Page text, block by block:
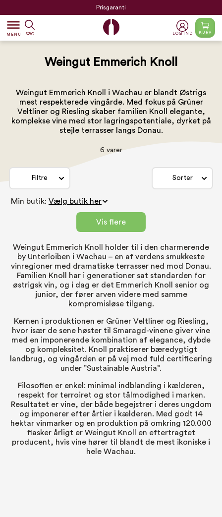
Prisgaranti
dehaze
MENU SØG LOG IND KURV
Weingut Emmerich Knoll
Weingut Emmerich Knoll i Wachau er blandt Østrigs
mest respekterede vingårde. Med fokus på Grüner
Veltliner og Riesling skaber familien Knoll elegante,
komplekse vine med stor lagringspotentiale, dyrket på
stejle terrasser langs Donau.
6 varer
Filtre Sorter
Min butik:
Vis flere
Weingut Emmerich Knoll holder til i den charmerende
by Unterloiben i Wachau – en af verdens smukkeste
vinregioner med dramatiske terrasser ned mod Donau.
Familien Knoll har i generationer sat standarden for
østrigsk vin, og i dag er det Emmerich Knoll senior og
junior, der fører arven videre med samme
kompromisløse tilgang.
Kernen i produktionen er Grüner Veltliner og Riesling,
hvor især de sene høster til Smaragd-vinene giver vine
med en imponerende kombination af elegance, dybde
og kompleksitet. Knoll praktiserer bæredygtigt
landbrug, og vingården er på vej mod fuld certificering
under ”Sustainable Austria”.
Filosofien er enkel: minimal indblanding i kælderen,
respekt for terroiret og stor tålmodighed i marken.
Resultatet er vine, der både begejstrer i deres ungdom
og imponerer efter årtier i kælderen. Med godt 14
hektar vinmarker og en produktion på omkring 120.000
flasker årligt er Weingut Knoll en eftertragtet
producent, hvis vine hører til blandt de mest ikoniske i
hele Wachau.